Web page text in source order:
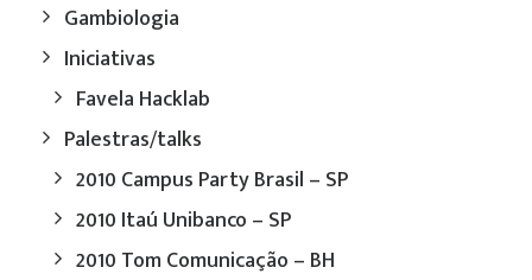
Gambiologia
Iniciativas
Favela Hacklab
Palestras/talks
2010 Campus Party Brasil – SP
2010 Itaú Unibanco – SP
2010 Tom Comunicação – BH